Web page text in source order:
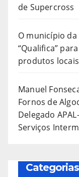
de Supercross
O município
“Qualifica”
produtos locais
Manuel
Fornos de
Delegado
Serviços
Categorias